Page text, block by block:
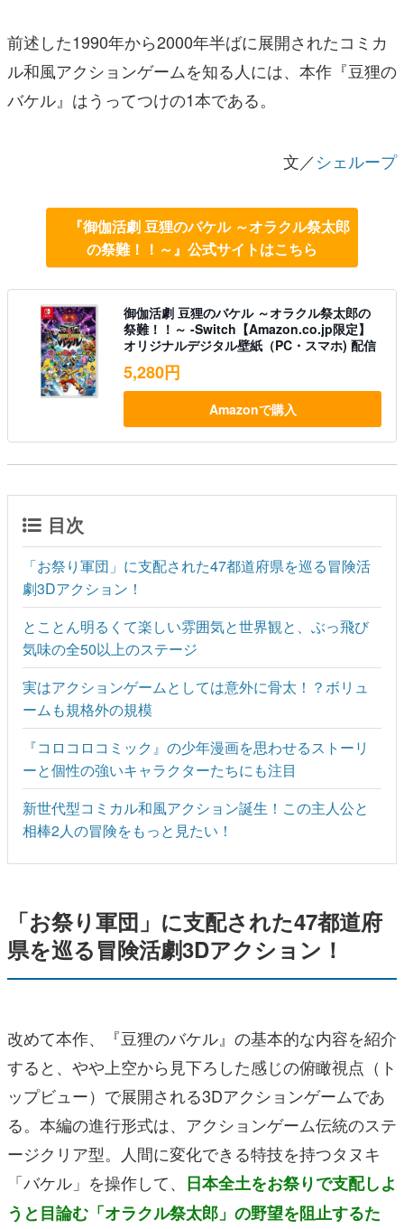
前述した1990年から2000年半ばに展開されたコミカ
ル和風アクションゲームを知る人には、本作『豆狸の
バケル』はうってつけの1本である。
文／シェループ
『御伽活劇 豆狸のバケル ～オラクル祭太郎
の祭難！！～』公式サイトはこちら
御伽活劇 豆狸のバケル ～オラクル祭太郎の
祭難！！～ -Switch【Amazon.co.jp限定】
オリジナルデジタル壁紙（PC・スマホ) 配信
5,280円
Amazonで購入
目次
「お祭り軍団」に支配された47都道府県を巡る冒険活
劇3Dアクション！
とことん明るくて楽しい雰囲気と世界観と、ぶっ飛び
気味の全50以上のステージ
実はアクションゲームとしては意外に骨太！？ボリュ
ームも規格外の規模
『コロコロコミック』の少年漫画を思わせるストーリ
ーと個性の強いキャラクターたちにも注目
新世代型コミカル和風アクション誕生！この主人公と
相棒2人の冒険をもっと見たい！
「お祭り軍団」に支配された47都道府
県を巡る冒険活劇3Dアクション！
改めて本作、『豆狸のバケル』の基本的な内容を紹介
すると、やや上空から見下ろした感じの俯瞰視点（ト
ップビュー）で展開される3Dアクションゲームであ
る。本編の進行形式は、アクションゲーム伝統のステ
ージクリア型。人間に変化できる特技を持つタヌキ
「バケル」を操作して、 日本全土をお祭りで支配しよ
うと目論む「オラクル祭太郎」の野望を阻止するた